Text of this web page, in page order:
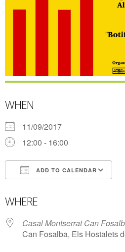
WHEN
11/09/2017
12:00 - 16:00
ADD TO CALENDAR
WHERE
Casal Montserrat Can
Can Fosalba, Els Hostalets